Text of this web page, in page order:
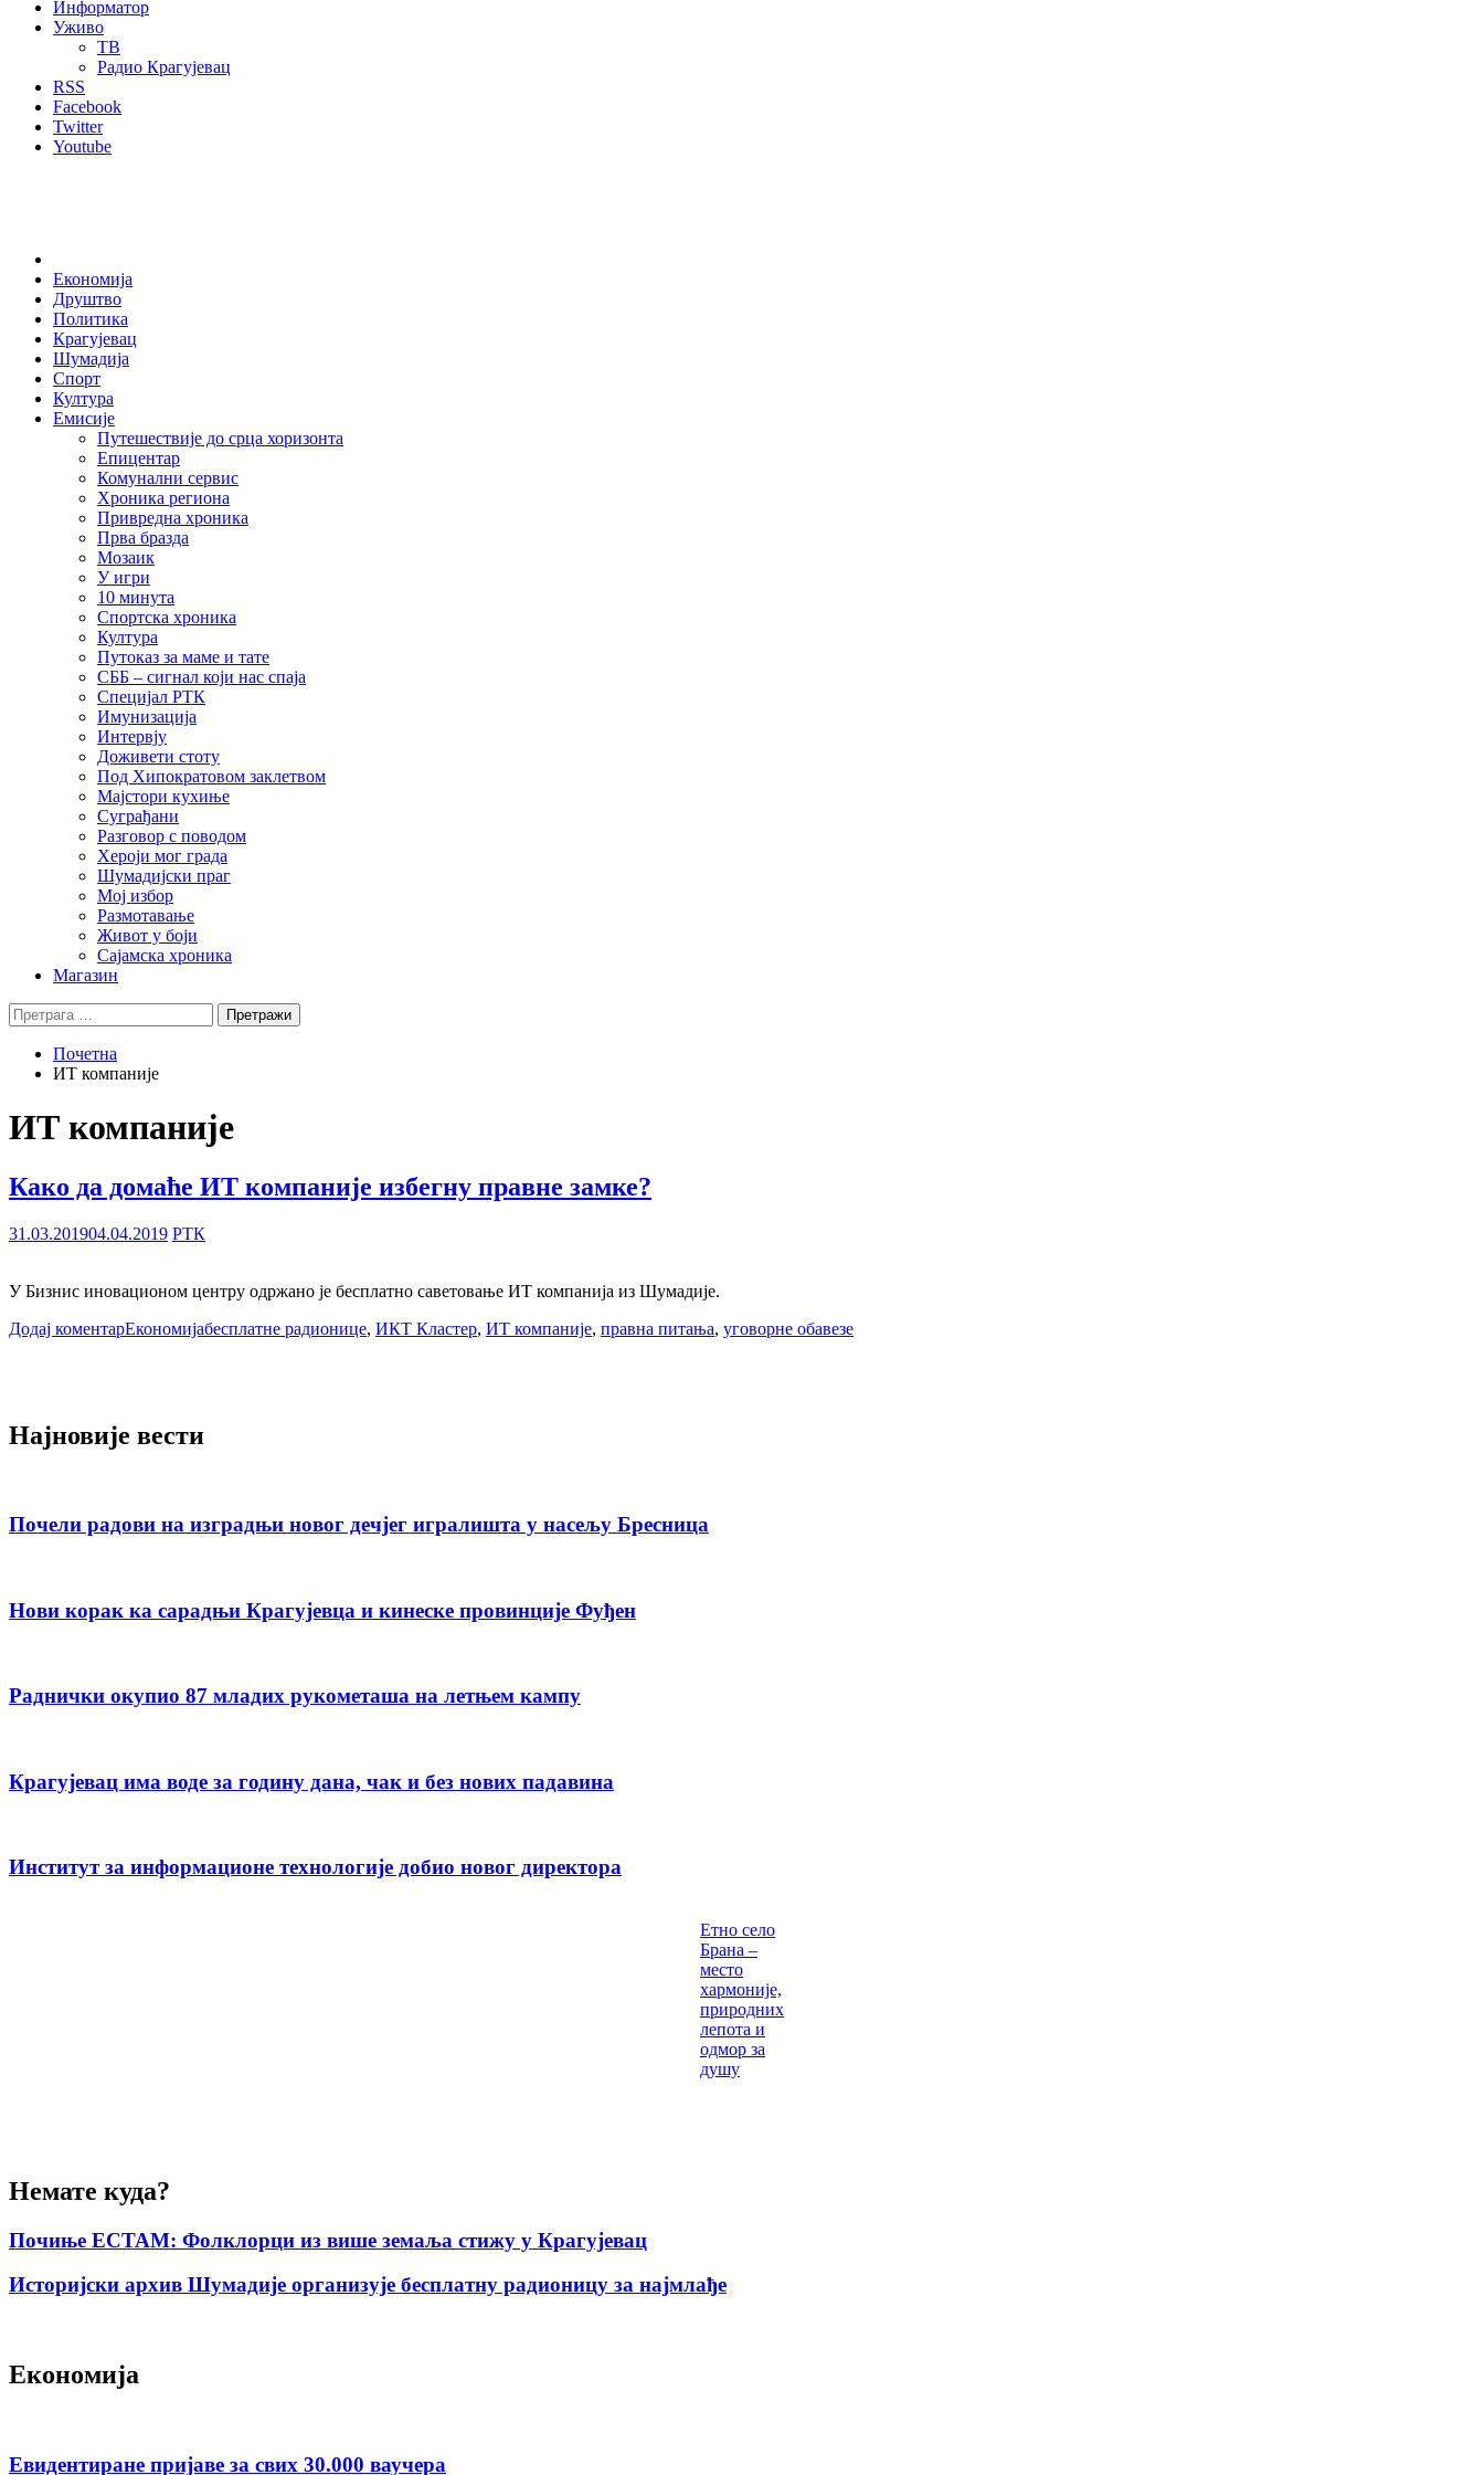
Информатор
Уживо
ТВ
Радио Крагујевац
RSS
Facebook
Twitter
Youtube
Економија
Друштво
Политика
Крагујевац
Шумадија
Спорт
Култура
Емисије
Путешествије до срца хоризонта
Епицентар
Комунални сервис
Хроника региона
Привредна хроника
Прва бразда
Мозаик
У игри
10 минута
Спортска хроника
Култура
Путоказ за маме и тате
СББ – сигнал који нас спаја
Специјал РТК
Имунизација
Интервју
Доживети стоту
Под Хипократовом заклетвом
Мајстори кухиње
Суграђани
Разговор с поводом
Хероји мог града
Шумадијски праг
Мој избор
Размотавање
Живот у боји
Сајамска хроника
Магазин
Претрага
за:
Почетна
ИТ компаније
ИТ компаније
Како да домаће ИТ компаније избегну правне замке?
31.03.201904.04.2019 РТК
У Бизнис иновационом центру одржано је бесплатно саветовање ИТ компанија из Шумадије.
Додај коментарЕкономијабесплатне радионице, ИКТ Кластер, ИТ компаније, правна питања, уговорне обавезе
Најновије вести
Почели радови на изградњи новог дечјег игралишта у насељу Бресница
Нови корак ка сарадњи Крагујевца и кинеске провинције Фуђен
Раднички окупио 87 младих рукометаша на летњем кампу
Крагујевац има воде за годину дана, чак и без нових падавина
Институт за информационе технологије добио новог директора
Етно село
Брана –
место
хармоније,
природних
лепота и
одмор за
душу
Немате куда?
Почиње ЕСТАМ: Фолклорци из више земаља стижу у Крагујевац
Историјски архив Шумадије организује бесплатну радионицу за најмлађе
Економија
Евидентиране пријаве за свих 30.000 ваучера